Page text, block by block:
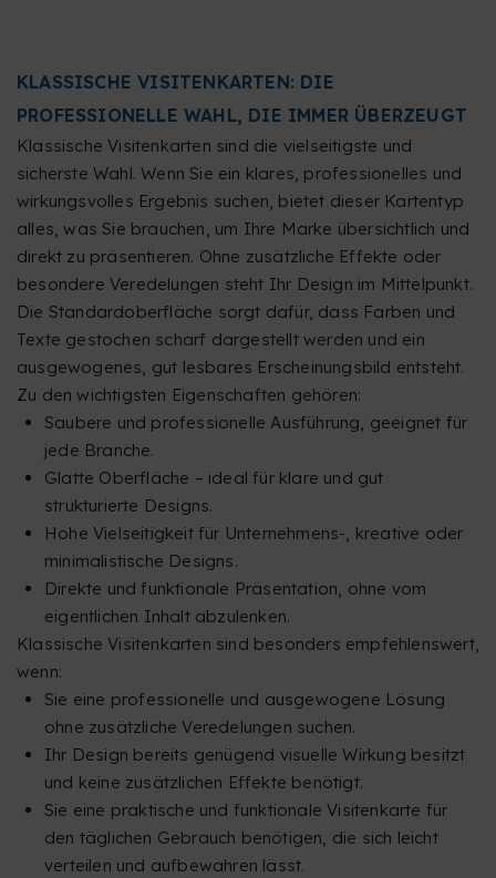
KLASSISCHE VISITENKARTEN: DIE
PROFESSIONELLE WAHL, DIE IMMER ÜBERZEUGT
Klassische Visitenkarten sind die vielseitigste und
sicherste Wahl. Wenn Sie ein klares, professionelles und
wirkungsvolles Ergebnis suchen, bietet dieser Kartentyp
alles, was Sie brauchen, um Ihre Marke übersichtlich und
direkt zu präsentieren. Ohne zusätzliche Effekte oder
besondere Veredelungen steht Ihr Design im Mittelpunkt.
Die Standardoberfläche sorgt dafür, dass Farben und
Texte gestochen scharf dargestellt werden und ein
ausgewogenes, gut lesbares Erscheinungsbild entsteht.
Zu den wichtigsten Eigenschaften gehören:
Saubere und professionelle Ausführung, geeignet für
jede Branche.
Glatte Oberfläche – ideal für klare und gut
strukturierte Designs.
Hohe Vielseitigkeit für Unternehmens-, kreative oder
minimalistische Designs.
Direkte und funktionale Präsentation, ohne vom
eigentlichen Inhalt abzulenken.
Klassische Visitenkarten sind besonders empfehlenswert,
wenn:
Sie eine professionelle und ausgewogene Lösung
ohne zusätzliche Veredelungen suchen.
Ihr Design bereits genügend visuelle Wirkung besitzt
und keine zusätzlichen Effekte benötigt.
Sie eine praktische und funktionale Visitenkarte für
den täglichen Gebrauch benötigen, die sich leicht
verteilen und aufbewahren lässt.